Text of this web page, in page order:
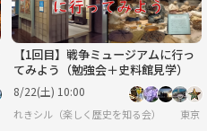
【1回目】戦争ミュージアムに行っ
てみよう（勉強会＋史料館見学）
8/22(土) 10:00
れきシル（楽しく歴史を知る会） 東京